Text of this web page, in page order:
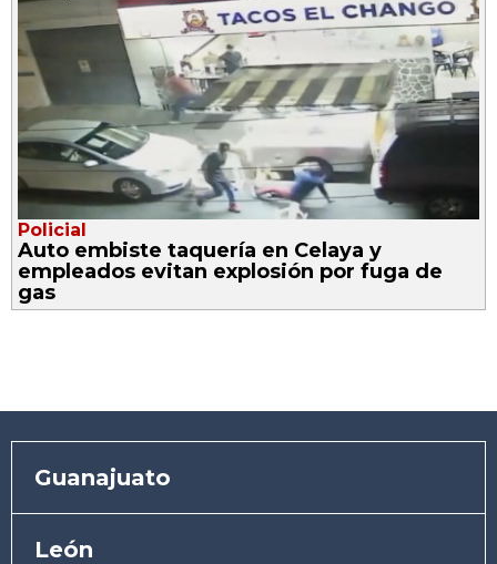
Policial
Auto embiste taquería en Celaya y
empleados evitan explosión por fuga de
gas
Guanajuato
León